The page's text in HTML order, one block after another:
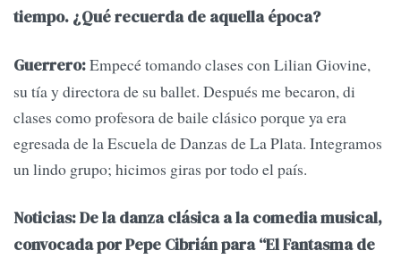
tiempo. ¿Qué recuerda de aquella época?
Guerrero:Empecé tomando clases con Lilian Giovine,
su tía y directora de su ballet. Después me becaron, di
clases como profesora de baile clásico porque ya era
egresada de la Escuela de Danzas de La Plata. Integramos
un lindo grupo; hicimos giras por todo el país.
Noticias: De la danza clásica a la comedia musical,
convocada por Pepe Cibrián para “El Fantasma de